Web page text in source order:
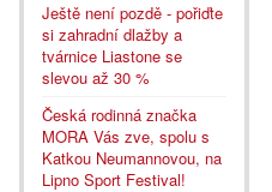
Ještě není pozdě - pořiďte
si zahradní dlažby a
tvárnice Liastone se
slevou až 30 %
Česká rodinná značka
MORA Vás zve, spolu s
Katkou Neumannovou, na
Lipno Sport Festival!